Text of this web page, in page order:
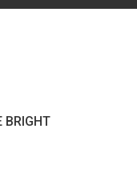
BRIGHT